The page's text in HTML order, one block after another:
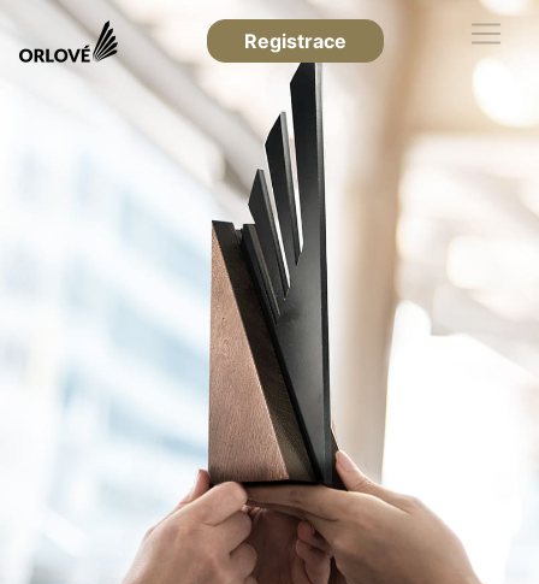
Registrace